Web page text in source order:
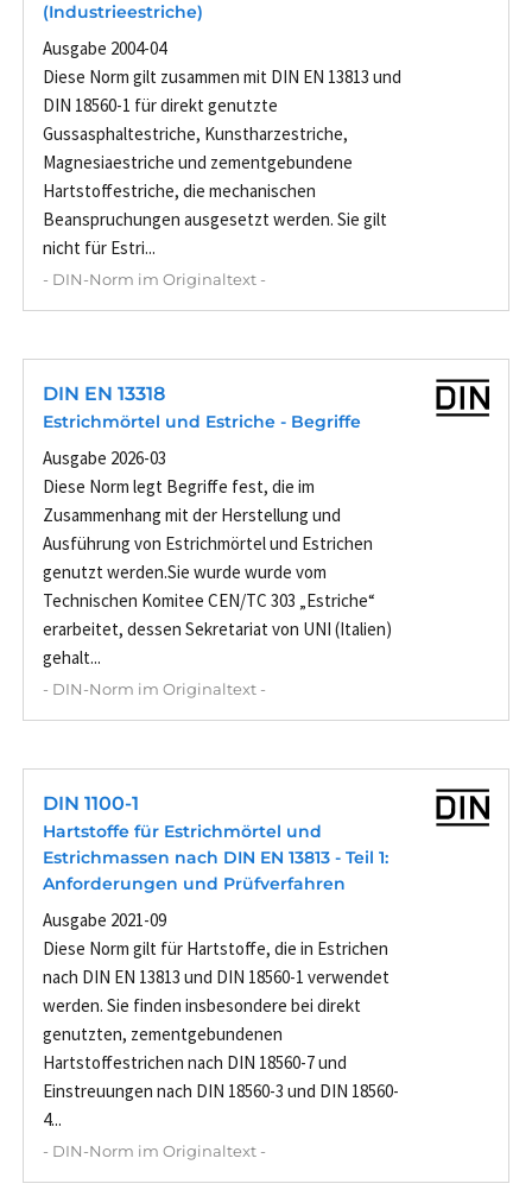
(Industrieestriche)
Ausgabe 2004-04
Diese Norm gilt zusammen mit DIN EN 13813 und
DIN 18560-1 für direkt genutzte
Gussasphaltestriche, Kunstharzestriche,
Magnesiaestriche und zementgebundene
Hartstoffestriche, die mechanischen
Beanspruchungen ausgesetzt werden. Sie gilt
nicht für Estri...
- DIN-Norm im Originaltext -
DIN EN 13318
Estrichmörtel und Estriche - Begriffe
Ausgabe 2026-03
Diese Norm legt Begriffe fest, die im
Zusammenhang mit der Herstellung und
Ausführung von Estrichmörtel und Estrichen
genutzt werden.Sie wurde wurde vom
Technischen Komitee CEN/TC 303 „Estriche“
erarbeitet, dessen Sekretariat von UNI (Italien)
gehalt...
- DIN-Norm im Originaltext -
DIN 1100-1
Hartstoffe für Estrichmörtel und
Estrichmassen nach DIN EN 13813 - Teil 1:
Anforderungen und Prüfverfahren
Ausgabe 2021-09
Diese Norm gilt für Hartstoffe, die in Estrichen
nach DIN EN 13813 und DIN 18560-1 verwendet
werden. Sie finden insbesondere bei direkt
genutzten, zementgebundenen
Hartstoffestrichen nach DIN 18560-7 und
Einstreuungen nach DIN 18560-3 und DIN 18560-
4...
- DIN-Norm im Originaltext -